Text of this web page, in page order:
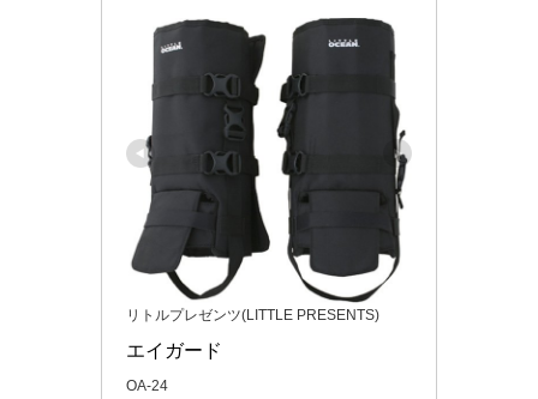
リトルプレゼンツ(LITTLE PRESENTS)
エイガード
OA-24